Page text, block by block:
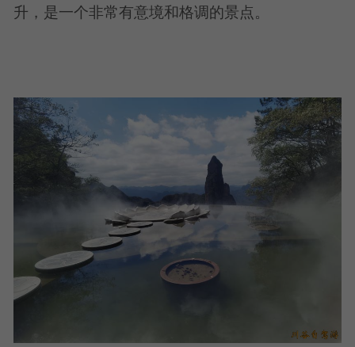
升，是一个非常有意境和格调的景点。